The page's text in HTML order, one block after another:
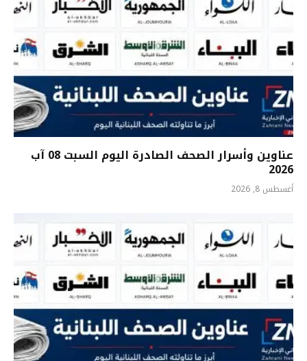
عناوين وأسرار الصحف الصادرة اليوم السبت 08 آب
2026
أغسطس 8, 2026